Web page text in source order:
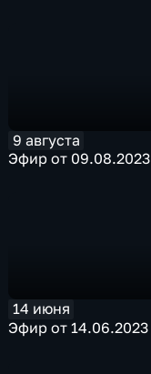
9 августа
Эфир от 09.08.2023
14 июня
Эфир от 14.06.2023